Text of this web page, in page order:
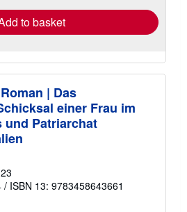
to basket
| Das
einer Frau im
und Patriarchat
/ ISBN 13: 9783458643661